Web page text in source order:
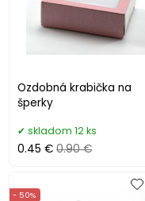
Ozdobná krabička na
šperky
skladom 12 ks
0.45 € 0.90 €
- 50%